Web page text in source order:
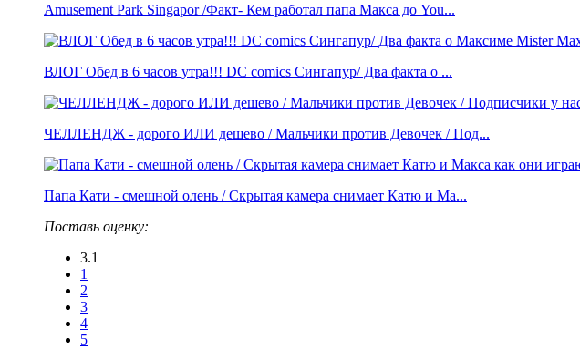
Amusement Park Singapor /Факт- Кем работал папа Макса до You...
ВЛОГ Обед в 6 часов утра!!! DC comics Сингапур/ Два факта о ...
ЧЕЛЛЕНДЖ - дорого ИЛИ дешево / Мальчики против Девочек / Под...
Папа Кати - смешной олень / Скрытая камера снимает Катю и Ма...
Поставь оценку:
3.1
1
2
3
4
5